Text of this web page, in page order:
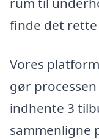
finde det
Vores
gør
indhente 3
sammenligne